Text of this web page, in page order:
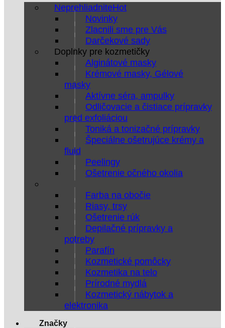
Neprehliadnite
Novinky
Zlacnili sme pre Vás
Darčekové sady
Doplnky pre kozmetičky
Alginátové masky
Krémové masky, Gélové
masky
Aktívne séra, ampulky
Odličovacie a čistiace prípravky
pred exfoliáciou
Toniká a tonizačné prípravky
Špeciálne ošetrujúce krémy a
fluid
Peelingy
Ošetrenie očného okolia
Farba na obočie
Riasy, trsy
Ošetrenie rúk
Depilačné prípravky a
potreby
Parafín
Kozmetické pomôcky
Kozmetika na telo
Prírodné mydlá
Kozmetický nábytok a
elektronika
Značky